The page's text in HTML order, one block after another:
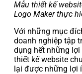
Mẫu thiết kế
Logo Maker thực
Với những mục
doanh nghiệp tập
dụng hết những
thiết kế website
lại được những lợi